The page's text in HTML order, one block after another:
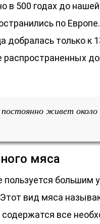
в 500 годах до
по
только к
распространенных
живет около
мяса
пользуется большим
Этот вид мяса
все